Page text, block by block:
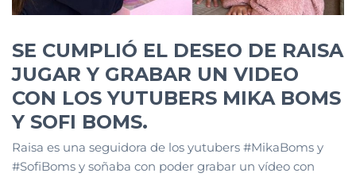
SE CUMPLIÓ EL DESEO DE RAISA
JUGAR Y GRABAR UN VIDEO
CON LOS YUTUBERS MIKA BOMS
Y SOFI BOMS.
Raisa es una seguidora de los yutubers #MikaBoms y
#SofiBoms y soñaba con poder grabar un vídeo con